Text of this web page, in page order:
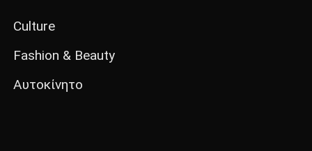
Culture
Fashion & Beauty
Αυτοκίνητο